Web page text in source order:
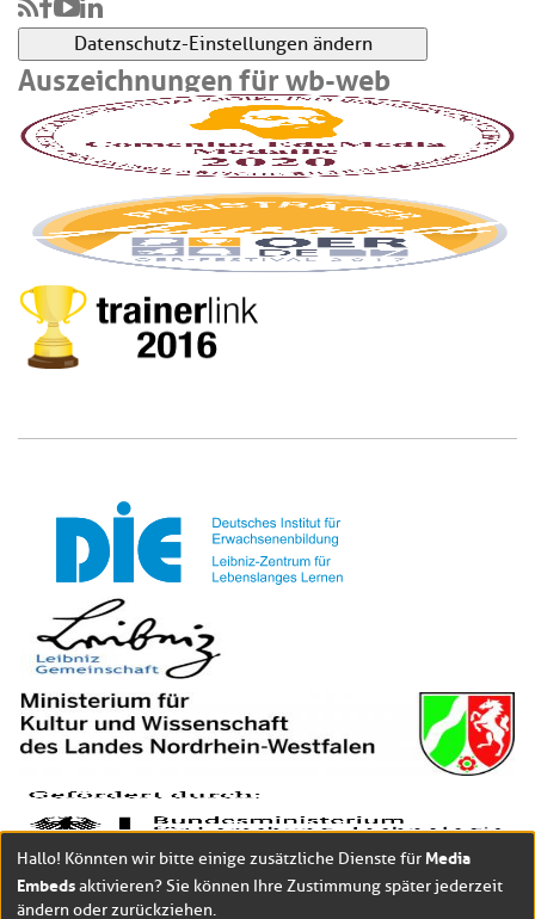
Datenschutz-Einstellungen ändern
Auszeichnungen für wb-web
Hallo! Könnten wir bitte einige zusätzliche Dienste für Media
Embedsaktivieren? Sie können Ihre Zustimmung später jederzeit
ändern oder zurückziehen.